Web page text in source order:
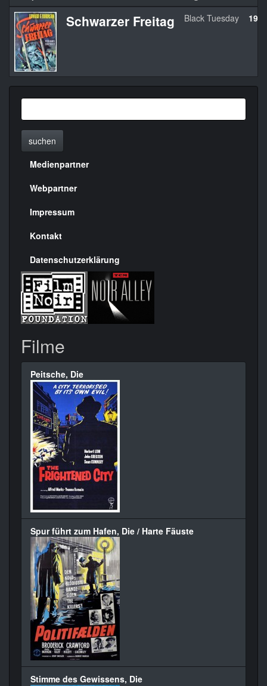
Schwarzer Freitag Black Tuesday 1954
suchen
Menülinks
rechte
Seite
Medienpartner
Webpartner
Impressum
Kontakt
Datenschutzerklärung
Filme
Peitsche, Die
Spur führt zum Hafen, Die / Harte Fäuste
Stimme des Gewissens, Die